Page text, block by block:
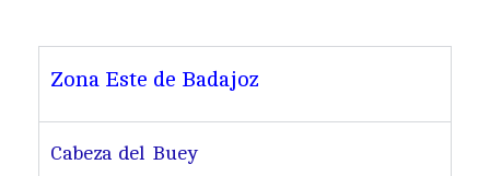
Zona Este de Badajoz
Cabeza del Buey